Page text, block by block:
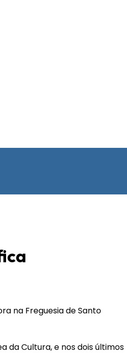
na Freguesia de Santo
da Cultura, e nos dois últimos